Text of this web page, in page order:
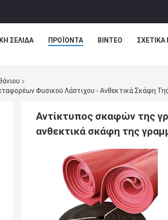
ΣΕΛΊΔΑ ΠΡΟΪΌΝΤΑ ΒΊΝΤΕΟ
Φυσικού Λάστιχου - Ανθεκτικά Σκάφη
Αντίκτυπος σκαφών της
ανθεκτικά σκάφη της